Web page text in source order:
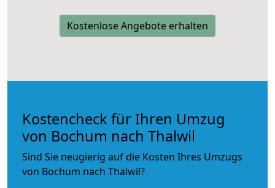
Kostenlose Angebote erhalten
Kostencheck für Ihren Umzug
von Bochum nach Thalwil
Sind Sie neugierig auf die Kosten Ihres Umzugs
von Bochum nach Thalwil?